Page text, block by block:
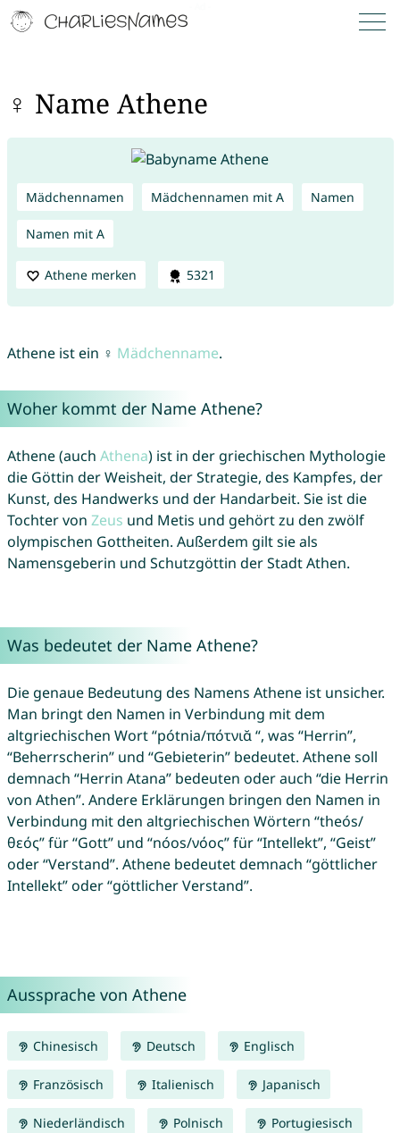
♀ Name Athene
Mädchennamen Mädchennamen mit A Namen
Namen mit A
Athene merken 5321
Athene ist ein ♀ Mädchenname.
Woher kommt der Name Athene?
Athene (auch Athena) ist in der griechischen Mythologie
die Göttin der Weisheit, der Strategie, des Kampfes, der
Kunst, des Handwerks und der Handarbeit. Sie ist die
Tochter von Zeus und Metis und gehört zu den zwölf
olympischen Gottheiten. Außerdem gilt sie als
Namensgeberin und Schutzgöttin der Stadt Athen.
Was bedeutet der Name Athene?
Die genaue Bedeutung des Namens Athene ist unsicher.
Man bringt den Namen in Verbindung mit dem
altgriechischen Wort “pótnia/πότνιᾰ “, was “Herrin”,
“Beherrscherin” und “Gebieterin” bedeutet. Athene soll
demnach “Herrin Atana” bedeuten oder auch “die Herrin
von Athen”. Andere Erklärungen bringen den Namen in
Verbindung mit den altgriechischen Wörtern “theós/
θεός” für “Gott” und “nóos/νόος” für “Intellekt”, “Geist”
oder “Verstand”. Athene bedeutet demnach “göttlicher
Intellekt” oder “göttlicher Verstand”.
Aussprache von Athene
Chinesisch Deutsch Englisch
Französisch Italienisch Japanisch
Niederländisch Polnisch Portugiesisch